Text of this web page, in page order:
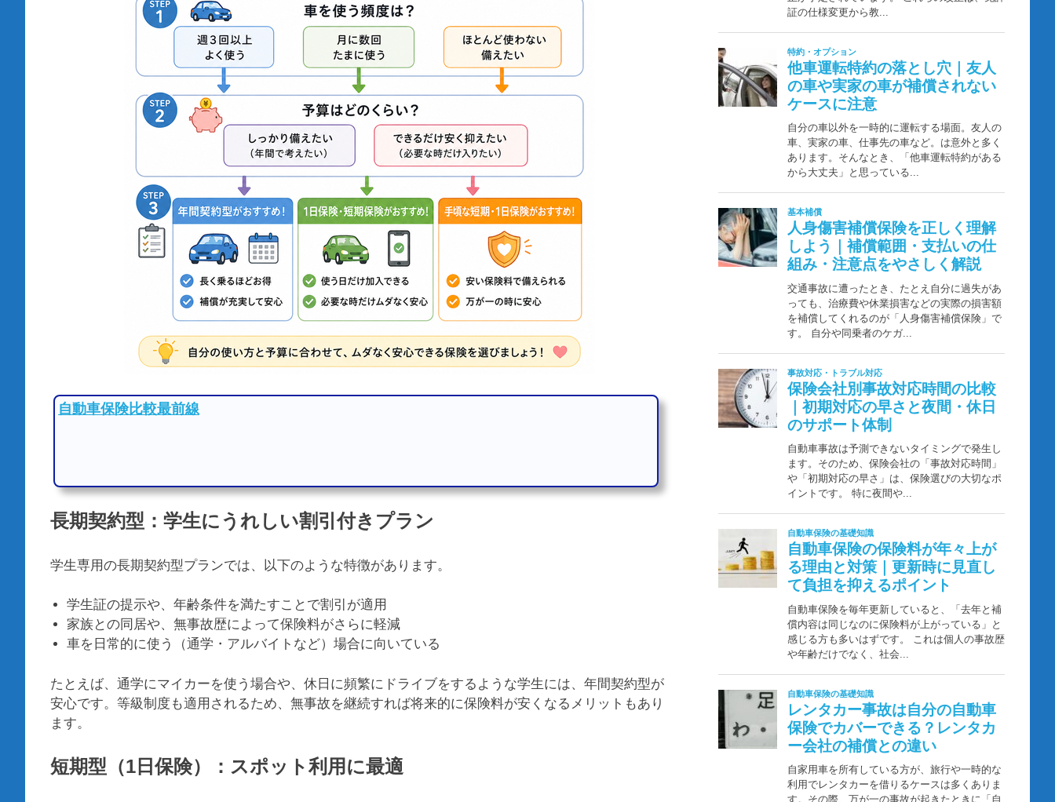
自動車保険比較最前線
長期契約型：学生にうれしい割引付きプラン
学生専用の長期契約型プランでは、以下のような特徴があります。
学生証の提示や、年齢条件を満たすことで割引が適用
家族との同居や、無事故歴によって保険料がさらに軽減
車を日常的に使う（通学・アルバイトなど）場合に向いている
たとえば、通学にマイカーを使う場合や、休日に頻繁にドライブをするような学生には、年間契約型が
安心です。等級制度も適用されるため、無事故を継続すれば将来的に保険料が安くなるメリットもあり
ます。
短期型（1日保険）：スポット利用に最適